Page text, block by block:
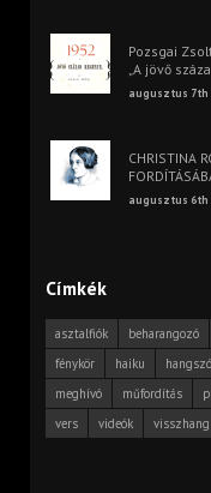
Pozsgai
„A jövő
augusztus 7th
CHRISTINA
augusztus 6th
Címkék
asztalfiók beharangozó
fénykör
haiku
meghívó
műfordítás
vers
videók visszhang